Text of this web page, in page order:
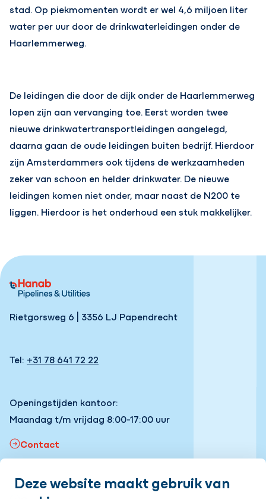
Deze website maakt gebruik van
stad. Op piekmomenten wordt er wel 4,6 miljoen liter
water per uur door de drinkwaterleidingen onder de
Haarlemmerweg.
De leidingen die door de dijk onder de Haarlemmerweg
lopen zijn aan vervanging toe. Eerst worden twee
nieuwe drinkwatertransportleidingen aangelegd,
daarna gaan de oude leidingen buiten bedrijf. Hierdoor
zijn Amsterdammers ook tijdens de werkzaamheden
zeker van schoon en helder drinkwater. De nieuwe
leidingen komen niet onder, maar naast de N200 te
liggen. Hierdoor is het onderhoud een stuk makkelijker.
Rietgorsweg 6 | 3356 LJ Papendrecht
Tel: +31 78 641 72 22
Openingstijden kantoor:
Maandag t/m vrijdag 8:00-17:00 uur
Contact
Snel naar